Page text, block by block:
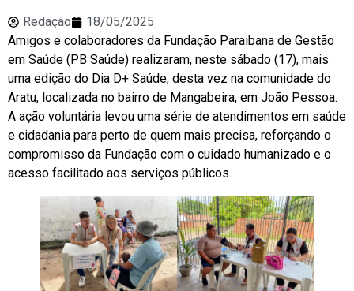
Redação
18/05/2025
Amigos e colaboradores da Fundação Paraibana de Gestão
em Saúde (PB Saúde) realizaram, neste sábado (17), mais
uma edição do Dia D+ Saúde, desta vez na comunidade do
Aratu, localizada no bairro de Mangabeira, em João Pessoa.
A ação voluntária levou uma série de atendimentos em saúde
e cidadania para perto de quem mais precisa, reforçando o
compromisso da Fundação com o cuidado humanizado e o
acesso facilitado aos serviços públicos.